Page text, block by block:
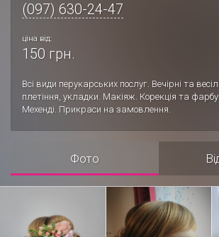
(097) 630-24-47
ціна від:
150 грн.
Всі види перукарських послуг. Вечірні та
плетіння, укладки. Макіяж. Корекція та
Мехенді. Прикраси на замовлення.
Фото